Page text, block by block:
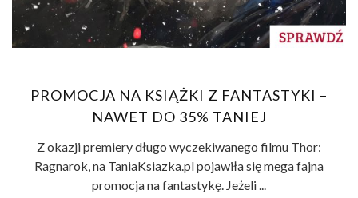
PROMOCJA NA KSIĄŻKI Z FANTASTYKI –
NAWET DO 35% TANIEJ
Z okazji premiery długo wyczekiwanego filmu Thor:
Ragnarok, na TaniaKsiazka.pl pojawiła się mega fajna
promocja na fantastykę. Jeżeli ...